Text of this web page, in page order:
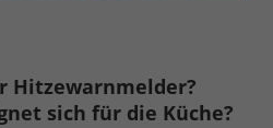
Hitzewarnmelder?
sich für die Küche?